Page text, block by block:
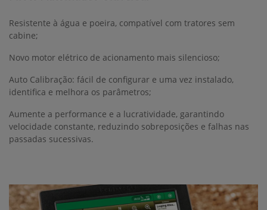
Resistente à água e poeira, compatível com tratores sem
cabine;
Novo motor elétrico de acionamento mais silencioso;
Auto Calibração: fácil de configurar e uma vez instalado,
identifica e melhora os parâmetros;
Aumente a performance e a lucratividade, garantindo
velocidade constante, reduzindo sobreposições e falhas nas
passadas sucessivas.